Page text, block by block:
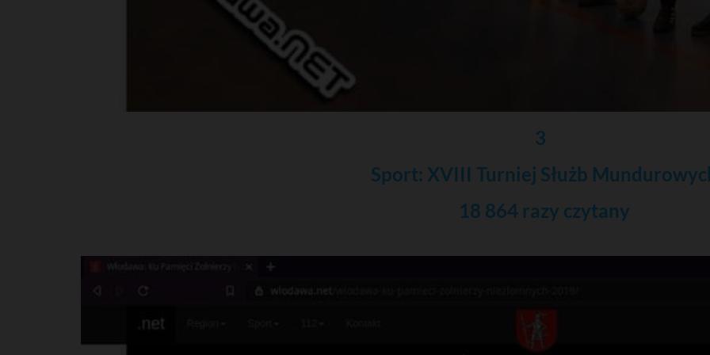
3
Sport: XVIII Turniej Służb
18 864 razy czytany